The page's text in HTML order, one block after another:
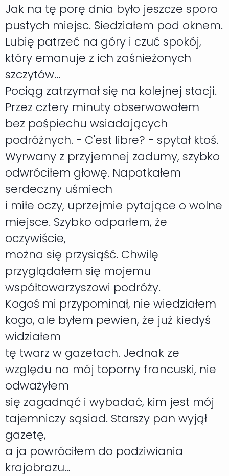
Jak na tę porę dnia było jeszcze sporo
pustych miejsc. Siedziałem pod oknem.
Lubię patrzeć na góry i czuć spokój,
który emanuje z ich zaśnieżonych
szczytów...
Pociąg zatrzymał się na kolejnej stacji.
Przez cztery minuty obserwowałem
bez pośpiechu wsiadających
podróżnych. - C'est libre? - spytał ktoś.
Wyrwany z przyjemnej zadumy, szybko
odwróciłem głowę. Napotkałem
serdeczny uśmiech
i miłe oczy, uprzejmie pytające o wolne
miejsce. Szybko odparłem, że
oczywiście,
można się przysiąść. Chwilę
przyglądałem się mojemu
współtowarzyszowi podróży.
Kogoś mi przypominał, nie wiedziałem
kogo, ale byłem pewien, że już kiedyś
widziałem
tę twarz w gazetach. Jednak ze
względu na mój toporny francuski, nie
odważyłem
się zagadnąć i wybadać, kim jest mój
tajemniczy sąsiad. Starszy pan wyjął
gazetę,
a ja powróciłem do podziwiania
krajobrazu…